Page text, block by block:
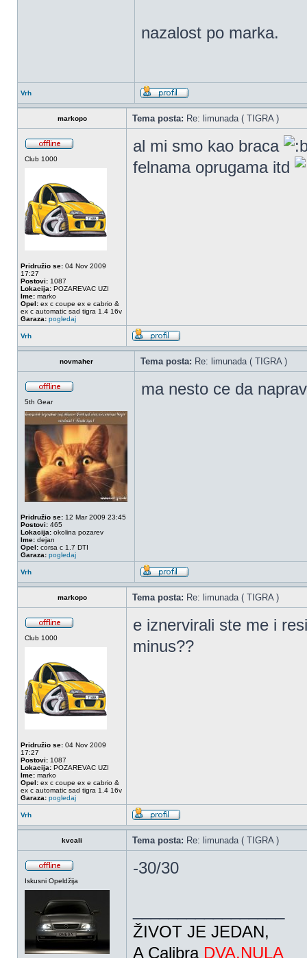
nazalost po marka.
Vrh
markopo Tema posta: Re: limunada ( TIGRA )
Club 1000
Pridružio se: 04 Nov 2009
17:27
Postovi: 1087
Lokacija: POZAREVAC UZI
Ime: marko
Opel: ex c coupe ex e cabrio &
ex c automatic sad tigra 1.4 16v
Garaza: pogledaj
al mi smo kao braca
felnama oprugama itd
Vrh
novmaher Tema posta: Re: limunada ( TIGRA )
5th Gear
Pridružio se: 12 Mar 2009 23:45
Postovi: 465
Lokacija: okolina pozarev
Ime: dejan
Opel: corsa c 1.7 DTI
Garaza: pogledaj
ma nesto ce da
Vrh
markopo Tema posta: Re: limunada ( TIGRA )
Club 1000
Pridružio se: 04 Nov 2009
17:27
Postovi: 1087
Lokacija: POZAREVAC UZI
Ime: marko
Opel: ex c coupe ex e cabrio &
ex c automatic sad tigra 1.4 16v
Garaza: pogledaj
e iznervirali ste me i
minus??
Vrh
kvcali Tema posta: Re: limunada ( TIGRA )
Iskusni Opeldžija
-30/30
ŽIVOT JE JEDAN,
A Calibra DVA.NULA